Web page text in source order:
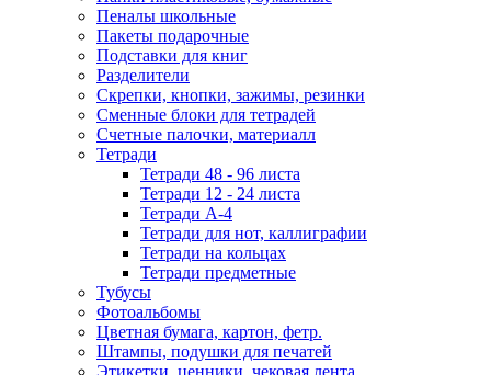
Пеналы школьные
Пакеты подарочные
Подставки для книг
Разделители
Скрепки, кнопки, зажимы, резинки
Сменные блоки для тетрадей
Счетные палочки, материалл
Тетради
Тетради 48 - 96 листа
Тетради 12 - 24 листа
Тетради А-4
Тетради для нот, каллиграфии
Тетради на кольцах
Тетради предметные
Тубусы
Фотоальбомы
Цветная бумага, картон, фетр.
Штампы, подушки для печатей
Этикетки, ценники, чековая лента